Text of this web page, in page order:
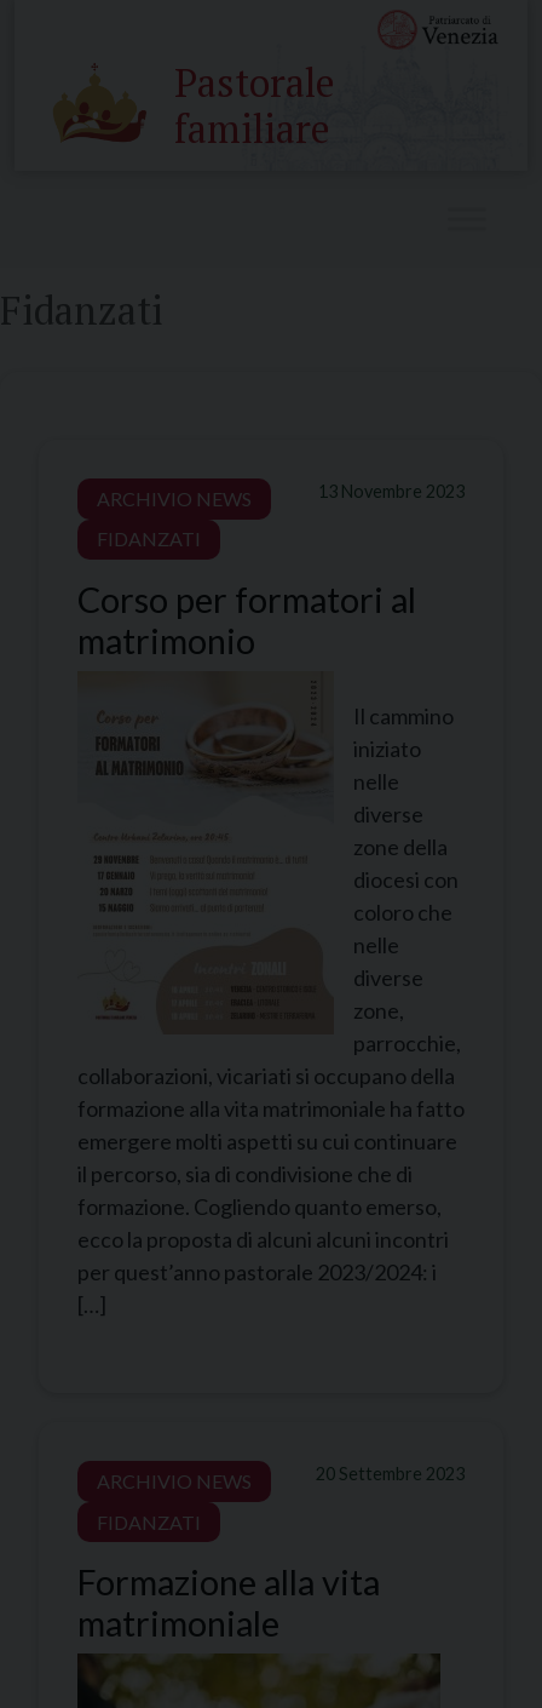
Pastorale
familiare
Fidanzati
13 Novembre 2023
ARCHIVIO NEWS
FIDANZATI
Corso per formatori al
matrimonio
Il cammino
iniziato
nelle
diverse
zone della
diocesi con
coloro che
nelle
diverse
zone,
parrocchie,
collaborazioni, vicariati si occupano della
formazione alla vita matrimoniale ha fatto
emergere molti aspetti su cui continuare
il percorso, sia di condivisione che di
formazione. Cogliendo quanto emerso,
ecco la proposta di alcuni alcuni incontri
per quest’anno pastorale 2023/2024: i
[…]
20 Settembre 2023
ARCHIVIO NEWS
FIDANZATI
Formazione alla vita
matrimoniale